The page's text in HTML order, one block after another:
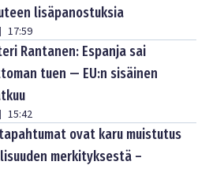
lisäpanostuksia
| 17:59
Rantanen: Espanja sai
tuen — EU:n sisäinen
| 15:42
ovat karu muistutus
merkityksestä –